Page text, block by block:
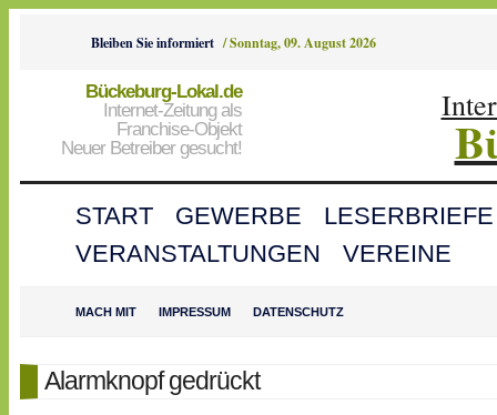
Bleiben Sie informiert /Sonntag, 09. August 2026
Bückeburg-Lokal.de
Internet-Zeitung als
Franchise-Objekt
Neuer Betreiber gesucht!
START GEWERBE
LESERBRIEFE
VERANSTALTUNGEN
VEREINE
MACH MIT IMPRESSUM DATENSCHUTZ
Alarmknopf gedrückt